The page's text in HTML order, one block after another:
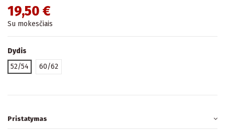
19,50 €
Su mokesčiais
Dydis
52/54
60/62
Pristatymas